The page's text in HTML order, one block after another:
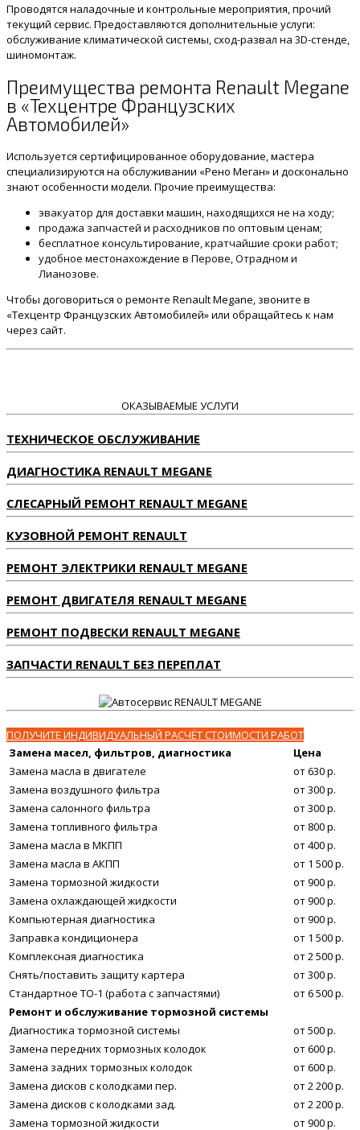
Проводятся наладочные и контрольные мероприятия, прочий
текущий сервис. Предоставляются дополнительные услуги:
обслуживание климатической системы, сход-развал на 3D-стенде,
шиномонтаж.
Преимущества ремонта Renault Megane
в «Техцентре Французских
Автомобилей»
Используется сертифицированное оборудование, мастера
специализируются на обслуживании «Рено Меган» и досконально
знают особенности модели. Прочие преимущества:
эвакуатор для доставки машин, находящихся не на ходу;
продажа запчастей и расходников по оптовым ценам;
бесплатное консультирование, кратчайшие сроки работ;
удобное местонахождение в Перове, Отрадном и
Лианозове.
Чтобы договориться о ремонте Renault Megane, звоните в
«Техцентр Французских Автомобилей» или обращайтесь к нам
через сайт.
ОКАЗЫВАЕМЫЕ УСЛУГИ
ТЕХНИЧЕСКОЕ ОБСЛУЖИВАНИЕ
ДИАГНОСТИКА RENAULT MEGANE
СЛЕСАРНЫЙ РЕМОНТ RENAULT MEGANE
КУЗОВНОЙ РЕМОНТ RENAULT
РЕМОНТ ЭЛЕКТРИКИ RENAULT MEGANE
РЕМОНТ ДВИГАТЕЛЯ RENAULT MEGANE
РЕМОНТ ПОДВЕСКИ RENAULT MEGANE
ЗАПЧАСТИ RENAULT БЕЗ ПЕРЕПЛАТ
ПОЛУЧИТЕ ИНДИВИДУАЛЬНЫЙ РАСЧЁТ СТОИМОСТИ РАБОТ
Замена масел, фильтров, диагностика
Цена
Замена масла в двигателе
от 630 р.
Замена воздушного фильтра
от 300 р.
Замена салонного фильтра
от 300 р.
Замена топливного фильтра
от 800 р.
Замена масла в МКПП
от 400 р.
Замена масла в АКПП
от 1 500 р.
Замена тормозной жидкости
от 900 р.
Замена охлаждающей жидкости
от 900 р.
Компьютерная диагностика
от 900 р.
Заправка кондиционера
от 1 500 р.
Комплексная диагностика
от 2 500 р.
Снять/поставить защиту картера
от 300 р.
Стандартное ТО-1 (работа с запчастями)
от 6 500 р.
Ремонт и обслуживание тормозной системы
Диагностика тормозной системы
от 500 р.
Замена передних тормозных колодок
от 600 р.
Замена задних тормозных колодок
от 600 р.
Замена дисков с колодками пер.
от 2 200 р.
Замена дисков с колодками зад.
от 2 200 р.
Замена тормозной жидкости
от 900 р.